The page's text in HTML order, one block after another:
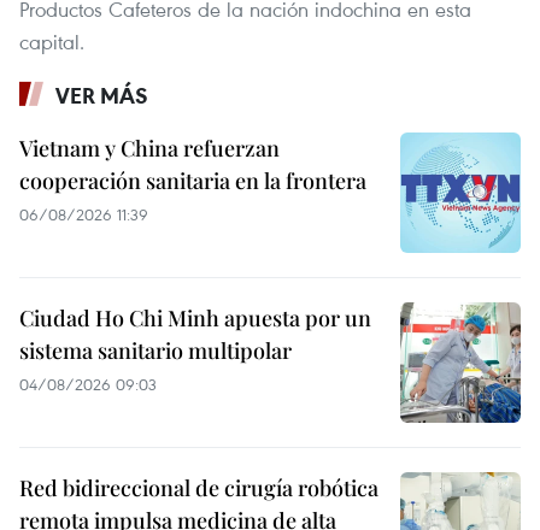
Productos Cafeteros de la nación indochina en esta
capital.
VER MÁS
Vietnam y China refuerzan
cooperación sanitaria en la frontera
06/08/2026 11:39
Ciudad Ho Chi Minh apuesta por un
sistema sanitario multipolar
04/08/2026 09:03
Red bidireccional de cirugía robótica
remota impulsa medicina de alta